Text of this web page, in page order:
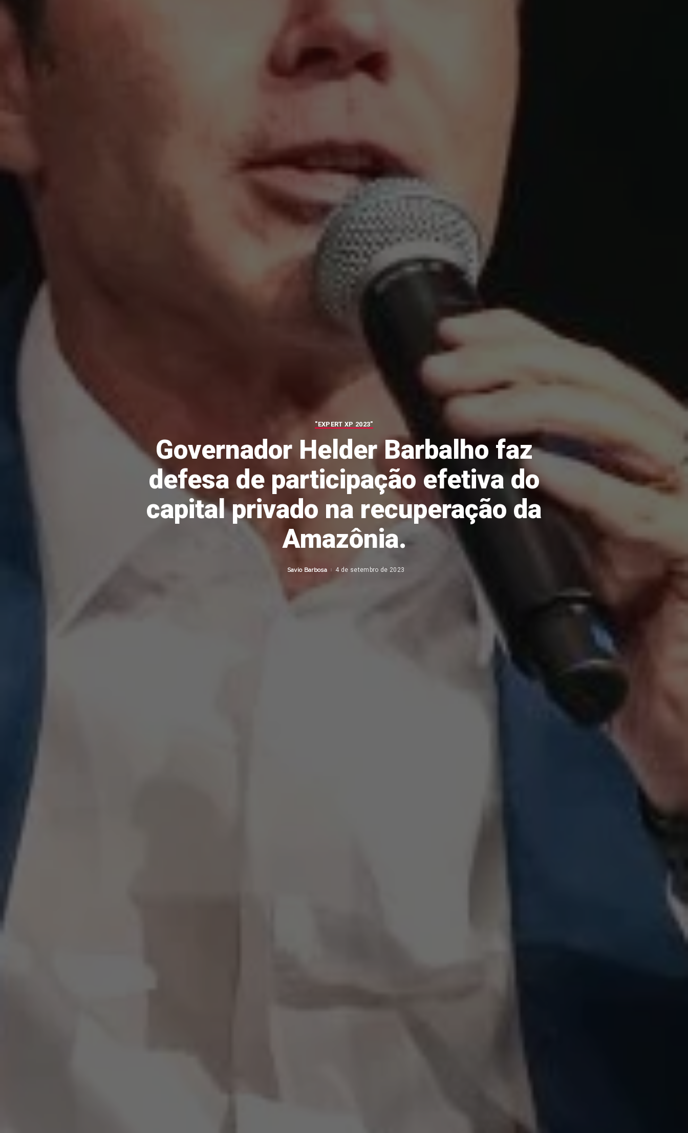
"EXPERT XP 2023"
Governador Helder Barbalho faz
defesa de participação efetiva do
capital privado na recuperação da
Amazônia.
Posted
Savio Barbosa 4 de setembro de 2023